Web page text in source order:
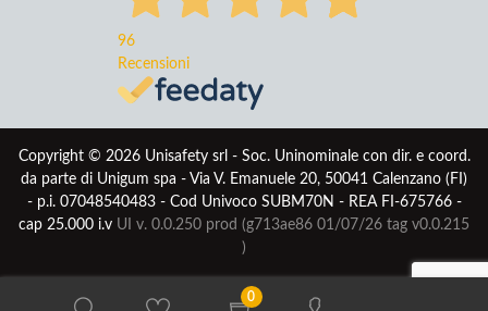
0
96
Recensioni
Copyright © 2026 Unisafety srl - Soc. Uninominale con dir. e coord.
da parte di Unigum spa - Via V. Emanuele 20, 50041 Calenzano (FI)
- p.i. 07048540483 - Cod Univoco SUBM70N - REA FI-675766 -
cap 25.000 i.v UI v. 0.0.250 prod (g713ae86 01/07/26 tag v0.0.215
)